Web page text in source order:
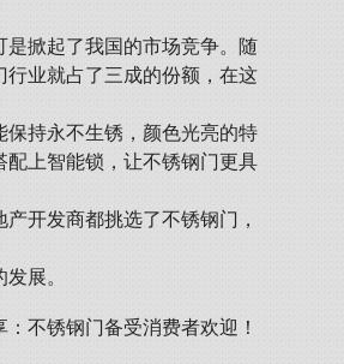
掀起了我国的市场竞争。随
业就占了三成的份额，在这
持永不生锈，颜色光亮的特
上智能锁，让不锈钢门更具
开发商都挑选了不锈钢门，
展。
不锈钢门备受消费者欢迎！